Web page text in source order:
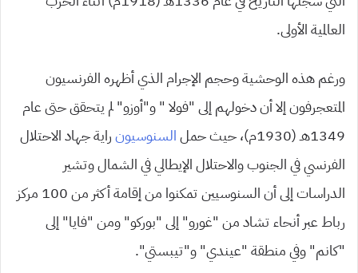
العالمية الأولى.
ورغم هذه الوحشية وحجم الإجرام الذي أظهره الفرنسيون
المتعجرفون إلا أن دخولهم إلى “فولا ” و”أوزو” لم يتحقق حتى عام
1349هـ (1930م)، حيث حمل
السنوسيونراية جهاد الاحتلال
الفرنسي في الجنوب والاحتلال الإيطالي في الشمال وتشير
الدراسات إلى أن السنوسيين تمكنوا من إقامة أكثر من 100 مركز
رباط عبر أنحاء تشاد من “غورو” إلى “بوركو” ومن “فايا” إلى
“كانم” وفي منطقة “عيندي” و”تيبستي”.